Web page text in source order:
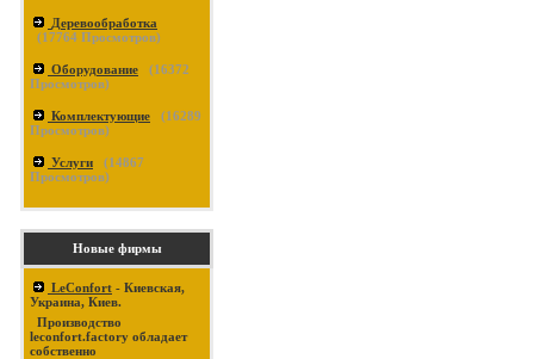
Деревообработка
(17764 Просмотров)
Оборудование (16372
Просмотров)
Комплектующие (16289
Просмотров)
Услуги (14867
Просмотров)
Новые фирмы
LeConfort - Киевская,
Украина, Киев.
Производство
leconfort.factory обладает
собственно